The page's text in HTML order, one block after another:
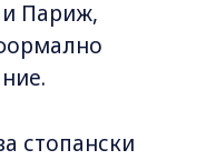
Париж,
стопански